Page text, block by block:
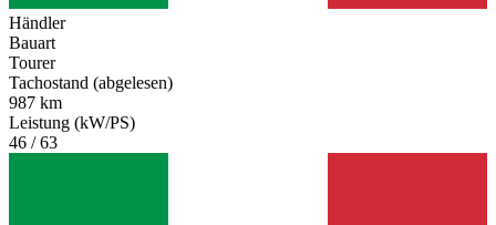
Händler
Bauart
Tourer
Tachostand (abgelesen)
987 km
Leistung (kW/PS)
46 / 63